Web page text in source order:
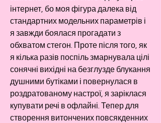
інтернет, бо моя фігура далека від
стандартних модельних параметрів і
я завжди боялася прогадати з
обхватом стегон. Проте після того, як
я кілька разів поспіль змарнувала цілі
сонячні вихідні на безглузде блукання
душними бутіками і повернулася в
роздратованому настрої, я заріклася
купувати речі в офлайні. Тепер для
створення витончених повсякденних